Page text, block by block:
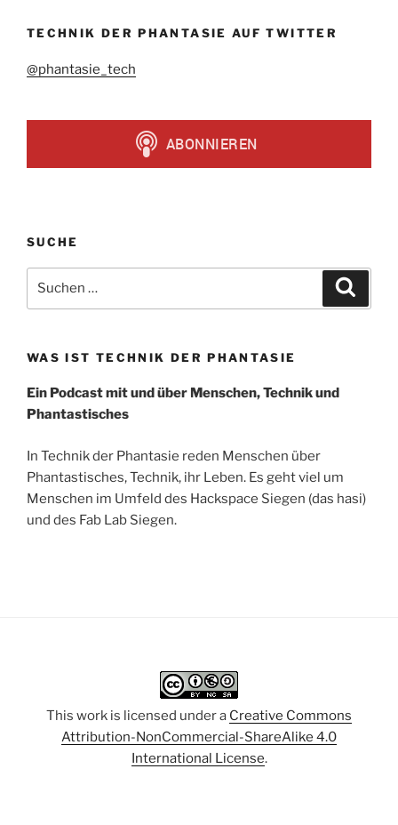
TECHNIK DER PHANTASIE AUF TWITTER
@phantasie_tech
SUCHE
nach:
WAS IST TECHNIK DER PHANTASIE
Ein Podcast mit und über Menschen, Technik und
Phantastisches
In Technik der Phantasie reden Menschen über
Phantastisches, Technik, ihr Leben. Es geht viel um
Menschen im Umfeld des Hackspace Siegen (das hasi)
und des Fab Lab Siegen.
This work is licensed under a Creative Commons
Attribution-NonCommercial-ShareAlike 4.0
International License.